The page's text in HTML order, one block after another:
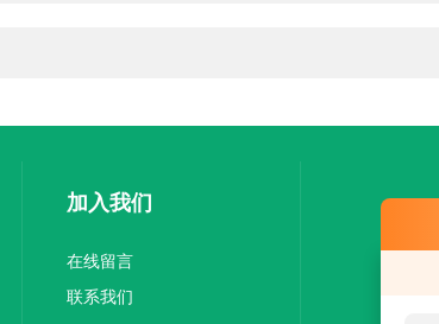
加入我们
在线留言
联系我们